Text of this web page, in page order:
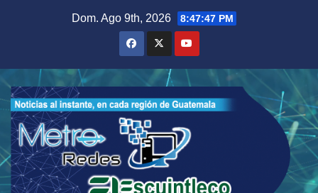
Dom. Ago 9th, 2026 8:47:48 PM